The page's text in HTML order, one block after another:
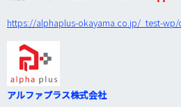
https://alphaplus-okayama.co.jp/_test-wp/
アルファプラス株式会社